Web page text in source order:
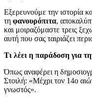
Εξερευνούμε την ιστορία
τη φανουρόπιτα,
και μοιραζόμαστε τρεις
αυτή που σας ταιριάζει
Τι λέει η παράδοση για
Όπως αναφέρει η
Στοιλή: «Μέχρι τον 14ο
γνωστός».